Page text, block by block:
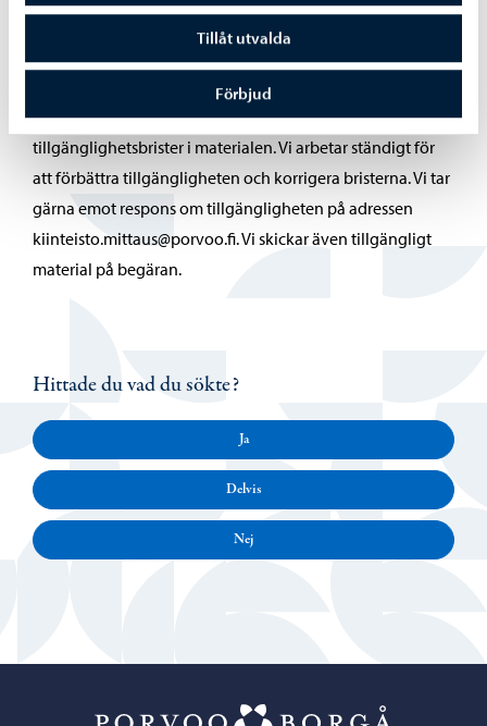
Tillåt utvalda
Förbjud
Tyvärr förekommer det fortfarande vissa
tillgänglighetsbrister i materialen. Vi arbetar ständigt för
att förbättra tillgängligheten och korrigera bristerna. Vi tar
gärna emot respons om tillgängligheten på adressen
kiinteisto.mittaus@porvoo.fi. Vi skickar även tillgängligt
material på begäran.
Hittade du vad du sökte?
Ja
Delvis
Nej